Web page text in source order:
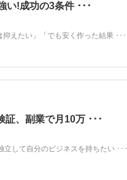
い!成功の3条件 ･･･
えたい」「でも安く作った結果 ･･･
、副業で月10万 ･･･
して自分のビジネスを持ちたい ･･･